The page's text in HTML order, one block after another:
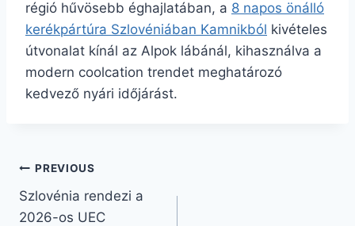
régió hűvösebb éghajlatában, a 8 napos önálló
kerékpártúra Szlovéniában Kamnikból kivételes
útvonalat kínál az Alpok lábánál, kihasználva a
modern coolcation trendet meghatározó
kedvező nyári időjárást.
Bejegyzés
navigáció
PREVIOUS
Szlovénia rendezi a
2026-os UEC